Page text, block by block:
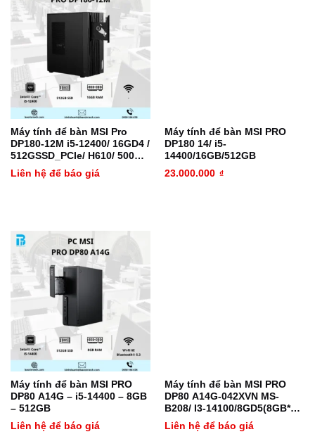
Máy tính để bàn MSI Pro
DP180-12M i5-12400/ 16GD4 /
512GSSD_PCIe/ H610/ 500W/
Non-OS/ 2Y/ Đen (PRO DP1
B0A7)(9S6-B0A721-411)
Liên hệ để báo giá
Máy tính để bàn MSI PRO
DP180 14/ i5-
14400/16GB/512GB
23.000.000 ₫
Máy tính để bàn MSI PRO
DP80 A14G – i5-14400 – 8GB
– 512GB
Liên hệ để báo giá
Máy tính để bàn MSI PRO
DP80 A14G-042XVN MS-
B208/ I3-14100/8GD5(8GB*1)/
512GBSSD/ WF/ BT/ KB &M/
NON-OS/ 1Y/ ĐEN/ 9S6-
Liên hệ để báo giá